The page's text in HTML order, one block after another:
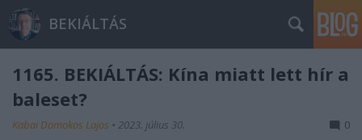
BEKIÁLTÁS
1165. BEKIÁLTÁS: Kína miatt lett hír a
baleset?
Kabai Domokos Lajos • 2023. július 30. 0